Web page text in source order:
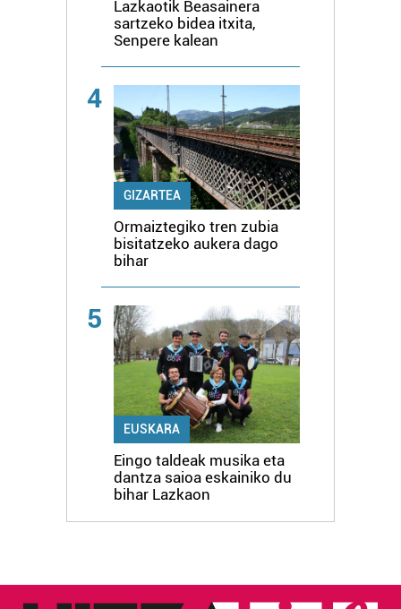
Lazkaotik Beasainera
sartzeko bidea itxita,
Senpere kalean
4
GIZARTEA
Ormaiztegiko tren zubia
bisitatzeko aukera dago
bihar
5
EUSKARA
Eingo taldeak musika eta
dantza saioa eskainiko du
bihar Lazkaon